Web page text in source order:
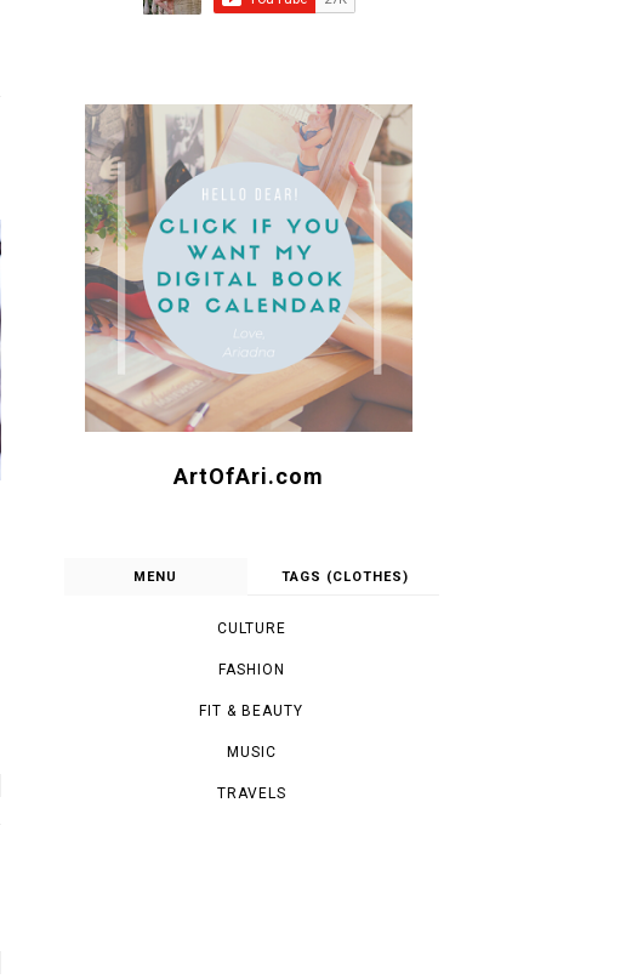
ArtOfAri.com
MENU TAGS (CLOTHES)
CULTURE
FASHION
FIT & BEAUTY
MUSIC
TRAVELS